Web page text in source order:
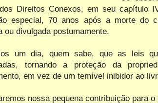
Direitos Conexos, em seu capítulo
especial, 70 anos após a morte do
ou divulgada postumamente.
um dia, quem sabe, que as leis
tornando a proteção da
em vez de um temível inibidor ao
nossa pequena contribuição para